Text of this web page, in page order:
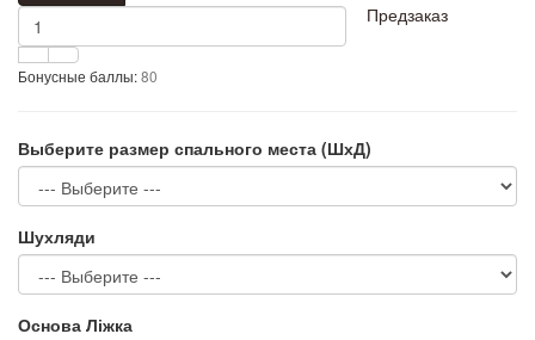
Предзаказ
Бонусные баллы:80
Выберите размер спального места (ШхД)
Шухляди
Основа Ліжка